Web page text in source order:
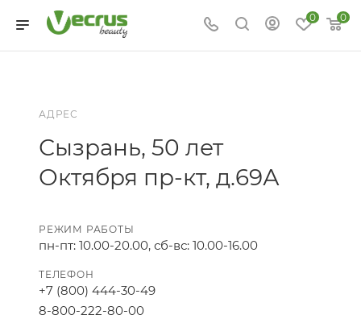
0 0
АДРЕС
Сызрань, 50 лет
Октября пр-кт, д.69А
РЕЖИМ РАБОТЫ
пн-пт: 10.00-20.00, сб-вс: 10.00-16.00
ТЕЛЕФОН
+7 (800) 444-30-49
8-800-222-80-00